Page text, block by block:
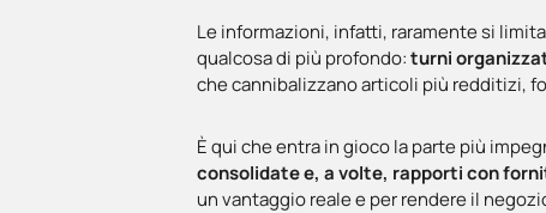
Le informazioni, infatti, raramente si
qualcosa di più profondo:turni
che cannibalizzano articoli più redditizi,
È qui che entra in gioco la parte più
consolidate e, a volte, rapporti con
un vantaggio reale e per rendere il